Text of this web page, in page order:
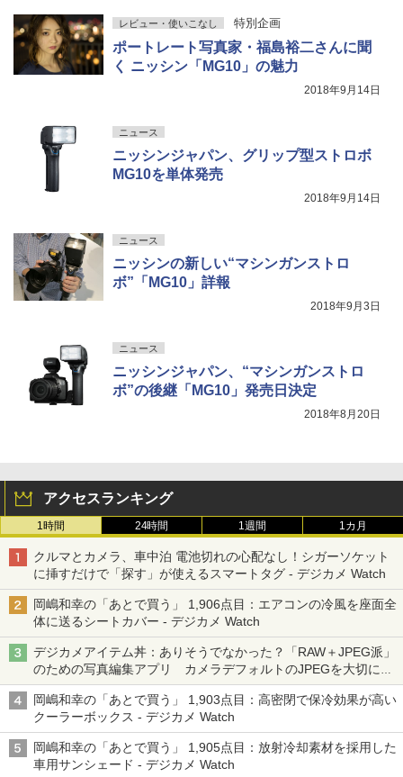
レビュー・使いこなし 特別企画
ポートレート写真家・福島裕二さんに聞
く ニッシン「MG10」の魅力
2018年9月14日
ニュース
ニッシンジャパン、グリップ型ストロボ
MG10を単体発売
2018年9月14日
ニュース
ニッシンの新しい“マシンガンストロ
ボ”「MG10」詳報
2018年9月3日
ニュース
ニッシンジャパン、“マシンガンストロ
ボ”の後継「MG10」発売日決定
2018年8月20日
アクセスランキング
1時間 24時間 1週間 1カ月
クルマとカメラ、車中泊 電池切れの心配なし！シガーソケット
に挿すだけで「探す」が使えるスマートタグ - デジカメ Watch
岡嶋和幸の「あとで買う」 1,906点目：エアコンの冷風を座面全
体に送るシートカバー - デジカメ Watch
デジカメアイテム丼：ありそうでなかった？「RAW＋JPEG派」
のための写真編集アプリ カメラデフォルトのJPEGを大切にす
る「Filmator」
岡嶋和幸の「あとで買う」 1,903点目：高密閉で保冷効果が高い
クーラーボックス - デジカメ Watch
岡嶋和幸の「あとで買う」 1,905点目：放射冷却素材を採用した
車用サンシェード - デジカメ Watch